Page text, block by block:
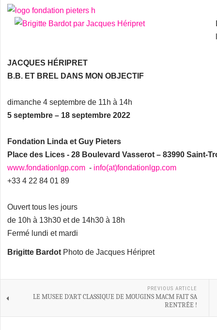
JACQUES HÉRIPRET
B.B. ET BREL DANS MON OBJECTIF
dimanche 4 septembre de 11h à 14h
5 septembre – 18 septembre 2022
Fondation Linda et Guy Pieters
Place des Lices - 28 Boulevard Vasserot – 83990 Saint-
www.fondationlgp.com - info(at)fondationlgp.com
+33 4 22 84 01 89
Ouvert tous les jours
de 10h à 13h30 et de 14h30 à 18h
Fermé lundi et mardi
Brigitte Bardot Photo de Jacques Héripret
PREVIOUS ARTICLE
LE MUSEE D'ART CLASSIQUE DE MOUGINS MACM FAIT SA
RENTRÉE !